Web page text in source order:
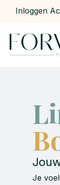
Inloggen
Je